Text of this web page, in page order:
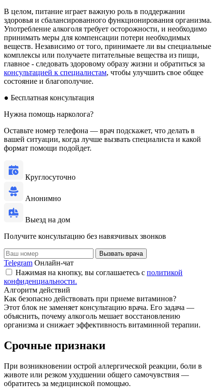
В целом, питание играет важную роль в поддержании
здоровья и сбалансированного функционирования организма.
Употребление алкоголя требует осторожности, и необходимо
принимать меры для компенсации потери необходимых
веществ. Независимо от того, принимаете ли вы специальные
комплексы или получаете питательные вещества из пищи,
главное - следовать здоровому образу жизни и обратиться за
консультацией к специалистам, чтобы улучшить свое общее
состояние и благополучие.
● Бесплатная консультация
Нужна помощь нарколога?
Оставьте номер телефона — врач подскажет, что делать в
вашей ситуации, когда лучше вызвать специалиста и какой
формат помощи подойдет.
Круглосуточно
Анонимно
Выезд на дом
Получите консультацию без навязчивых звонков
Вызвать врача
Telegram Онлайн-чат
Нажимая на кнопку, вы соглашаетесь с политикой
конфиденциальности.
Алгоритм действий
Как безопасно действовать при приеме витаминов?
Этот блок не заменяет консультацию врача. Его задача —
объяснить, почему алкоголь мешает восстановлению
организма и снижает эффективность витаминной терапии.
Срочные признаки
При возникновении острой аллергической реакции, боли в
животе или резком ухудшении общего самочувствия —
обратитесь за медицинской помощью.